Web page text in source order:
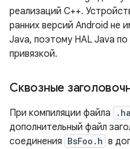
реализаций C++.
ранних версий Android не
Java, поэтому HAL Java
привязкой.
Сквозные
При компиляции файла
дополнительный файл
соединения BsFoo.h в